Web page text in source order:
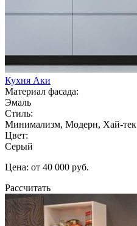
Кухня Аки
Материал фасада:
Эмаль
Стиль:
Минимализм, Модерн, Хай-тек
Цвет:
Серый
Цена: от 40 000 руб.
Рассчитать